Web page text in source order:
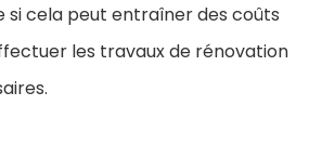
si cela peut entraîner des coûts
les travaux de rénovation